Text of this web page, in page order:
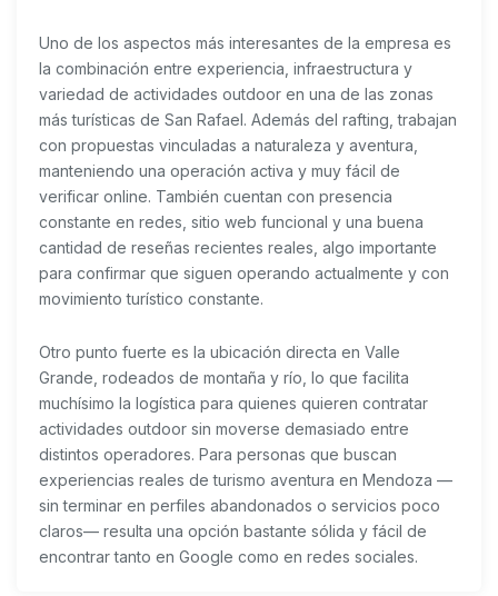
Uno de los aspectos más interesantes de la empresa es
la combinación entre experiencia, infraestructura y
variedad de actividades outdoor en una de las zonas
más turísticas de San Rafael. Además del rafting, trabajan
con propuestas vinculadas a naturaleza y aventura,
manteniendo una operación activa y muy fácil de
verificar online. También cuentan con presencia
constante en redes, sitio web funcional y una buena
cantidad de reseñas recientes reales, algo importante
para confirmar que siguen operando actualmente y con
movimiento turístico constante.
Otro punto fuerte es la ubicación directa en Valle
Grande, rodeados de montaña y río, lo que facilita
muchísimo la logística para quienes quieren contratar
actividades outdoor sin moverse demasiado entre
distintos operadores. Para personas que buscan
experiencias reales de turismo aventura en Mendoza —
sin terminar en perfiles abandonados o servicios poco
claros— resulta una opción bastante sólida y fácil de
encontrar tanto en Google como en redes sociales.